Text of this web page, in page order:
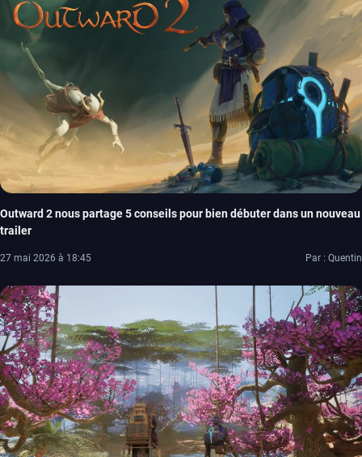
Outward 2 nous partage 5 conseils pour bien débuter dans un nouveau
trailer
27 mai 2026 à 18:45 Par : Quentin